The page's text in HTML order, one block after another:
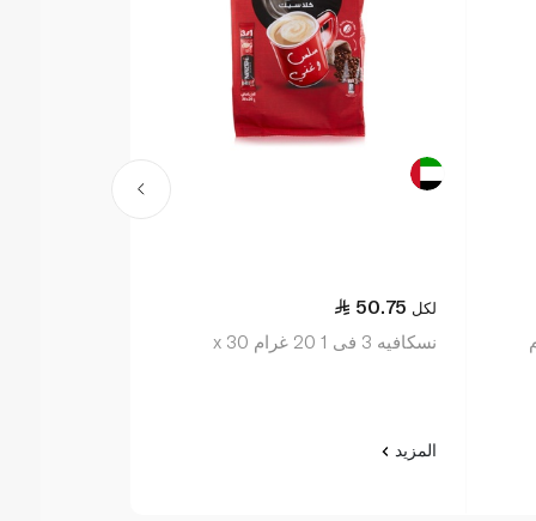
50.75 لكل
نسكافيه 3 فى 1 20 غرام x 30
المزيد